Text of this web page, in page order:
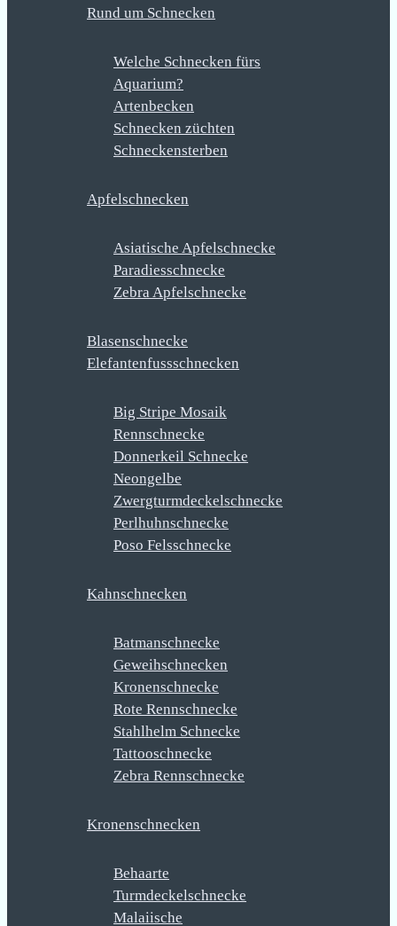
Rund um Schnecken
Welche Schnecken fürs
Aquarium?
Artenbecken
Schnecken züchten
Schneckensterben
Apfelschnecken
Asiatische Apfelschnecke
Paradiesschnecke
Zebra Apfelschnecke
Blasenschnecke
Elefantenfussschnecken
Big Stripe Mosaik
Rennschnecke
Donnerkeil Schnecke
Neongelbe
Zwergturmdeckelschnecke
Perlhuhnschnecke
Poso Felsschnecke
Kahnschnecken
Batmanschnecke
Geweihschnecken
Kronenschnecke
Rote Rennschnecke
Stahlhelm Schnecke
Tattooschnecke
Zebra Rennschnecke
Kronenschnecken
Behaarte
Turmdeckelschnecke
Malaiische